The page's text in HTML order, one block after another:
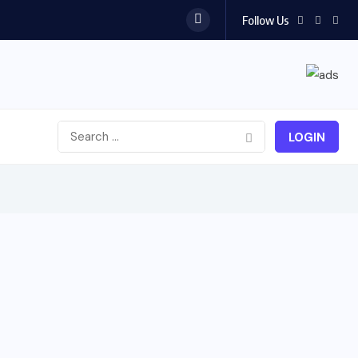
Follow Us
LOGIN